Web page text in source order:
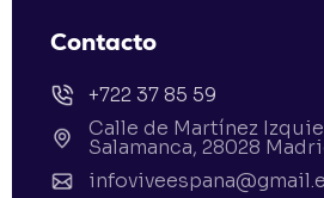
Contacto
+722 37 85 59
Calle de Martínez
Salamanca, 28028